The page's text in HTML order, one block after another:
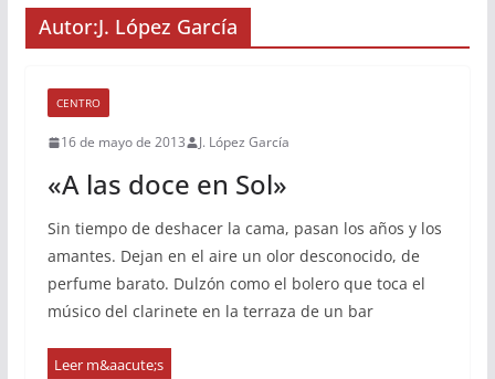
Autor:J. López García
CENTRO
16 de mayo de 2013 J. López García
«A las doce en Sol»
Sin tiempo de deshacer la cama, pasan los años y los
amantes. Dejan en el aire un olor desconocido, de
perfume barato. Dulzón como el bolero que toca el
músico del clarinete en la terraza de un bar